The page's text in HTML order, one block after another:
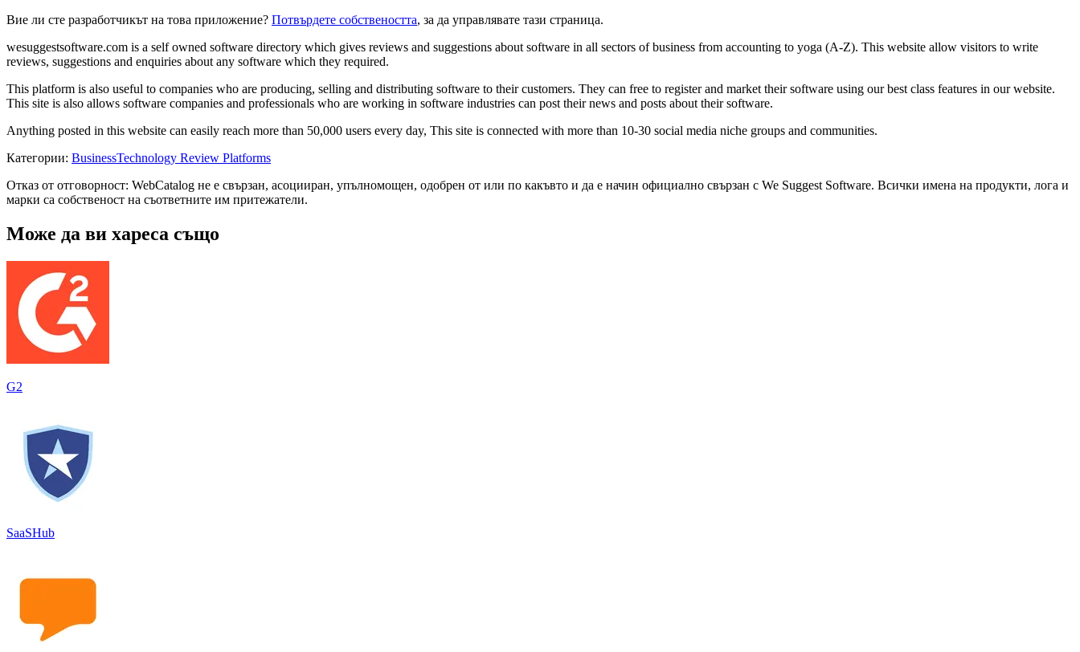
Вие ли сте разработчикът на това приложение? Потвърдете собствеността, за да управлявате тази страница.
wesuggestsoftware.com is a self owned software directory which gives reviews and suggestions about software in all sectors of business from accounting to yoga (A-Z). This website allow visitors to write
reviews, suggestions and enquiries about any software which they required.
This platform is also useful to companies who are producing, selling and distributing software to their customers. They can free to register and market their software using our best class features in our website.
This site is also allows software companies and professionals who are working in software industries can post their news and posts about their software.
Anything posted in this website can easily reach more than 50,000 users every day, This site is connected with more than 10-30 social media niche groups and communities.
Категории: BusinessTechnology Review Platforms
Отказ от отговорност: WebCatalog не е свързан, асоцииран, упълномощен, одобрен от или по какъвто и да е начин официално свързан с We Suggest Software. Всички имена на продукти, лога и
марки са собственост на съответните им притежатели.
Може да ви хареса също
G2
SaaSHub